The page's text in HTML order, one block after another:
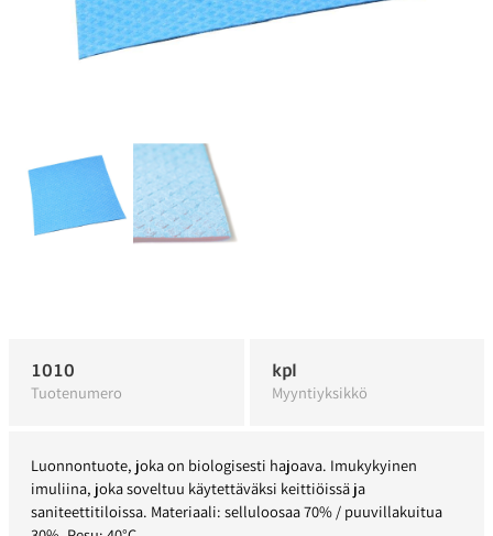
1010
Tuotenumero
kpl
Myyntiyksikkö
Luonnontuote, joka on biologisesti hajoava. Imukykyinen
imuliina, joka soveltuu käytettäväksi keittiöissä ja
saniteettitiloissa. Materiaali: selluloosaa 70% / puuvillakuitua